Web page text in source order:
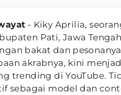
- Kiky Aprilia,
Pati, Jawa
bakat dan
akrabnya, kini
trending di YouTube.
sebagai model dan